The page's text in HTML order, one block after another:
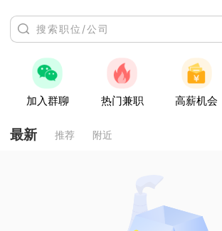
加入群聊 热门兼职 高薪机会
最新 推荐 附近